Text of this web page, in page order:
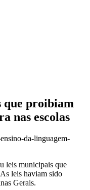
que proibiam
nas escolas
leis municipais que
leis haviam sido
Gerais.